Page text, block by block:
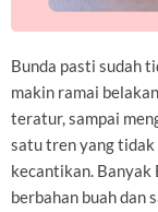
Bunda pasti sudah
makin ramai
teratur, sampai
satu tren yang tidak
kecantikan. Banyak
berbahan buah dan